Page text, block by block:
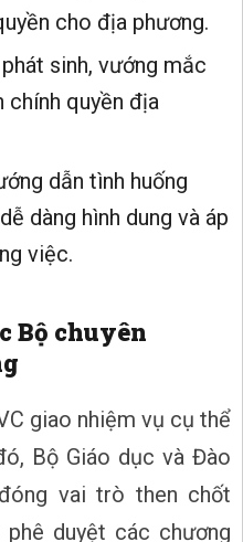
cho địa phương.
sinh, vướng mắc
chính quyền địa
dẫn tình huống
dàng hình dung và áp
việc.
Bộ chuyên
giao nhiệm vụ cụ thể
Bộ Giáo dục và Đào
vai trò then chốt
duyệt các chương